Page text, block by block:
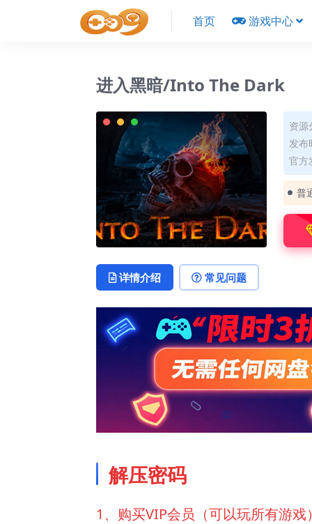
首页 游戏中心
进入黑暗/Into The Dark
资
发布
官方
普
详情介绍 常见问题
解压密码
1、购买VIP会员（可以玩所有游